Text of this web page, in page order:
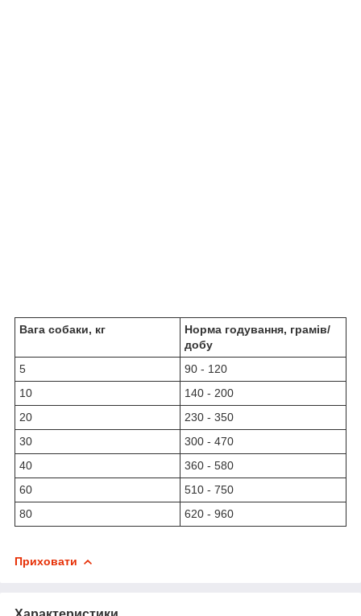
Вага собаки, кг
Норма годування, грамів/
добу
5
90 - 120
10
140 - 200
20
230 - 350
30
300 - 470
40
360 - 580
60
510 - 750
80
620 - 960
Приховати